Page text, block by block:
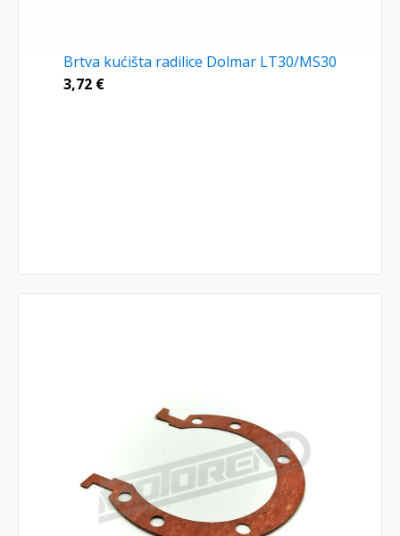
Brtva kućišta radilice Dolmar LT30/MS30
3,72 €